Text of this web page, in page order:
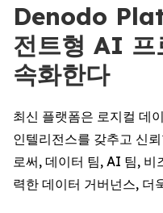
Denodo
전트형 AI 프
속화한다
최신 플랫폼은 로지컬 데
인텔리전스를 갖추고 신
로써, 데이터 팀, AI 팀, 비
력한 데이터 거버넌스, 더